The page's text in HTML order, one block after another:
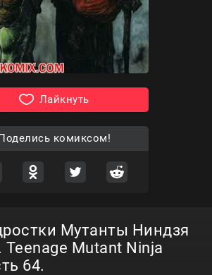
Лайкнуть
комиксом!
Мутанты Ниндзя
Mutant Ninja
64.